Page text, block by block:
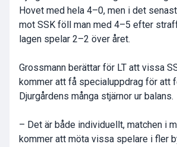
Hovet med hela 4–0, men i det
mot SSK föll man med 4–5 efter
lagen spelar 2–2 över året.
Grossmann berättar för LT att vissa
kommer att få specialuppdrag för att
Djurgårdens många stjärnor ur balans.
– Det är både individuellt, matchen i
kommer att möta vissa spelare i fler